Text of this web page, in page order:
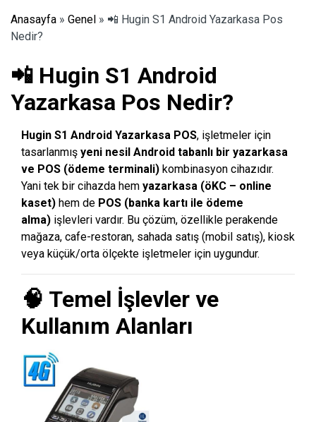
Anasayfa » Genel » 📲 Hugin S1 Android Yazarkasa Pos
Nedir?
📲 Hugin S1 Android
Yazarkasa Pos Nedir?
Hugin S1 Android Yazarkasa POS, işletmeler için
tasarlanmış yeni nesil Android tabanlı bir yazarkasa
ve POS (ödeme terminali) kombinasyon cihazıdır.
Yani tek bir cihazda hem yazarkasa (öKC – online
kaset) hem de POS (banka kartı ile ödeme
alma) işlevleri vardır. Bu çözüm, özellikle perakende
mağaza, cafe-restoran, sahada satış (mobil satış), kiosk
veya küçük/orta ölçekte işletmeler için uygundur.
🧠 Temel İşlevler ve
Kullanım Alanları